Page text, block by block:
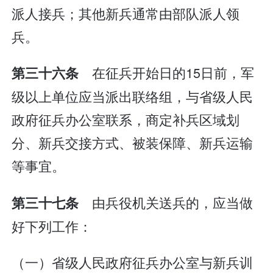
派人接兵；其他新兵通常由部队派人领
兵。
第三十六条 在征兵开始日的15日前，军
级以上单位应当派出联络组，与省级人民
政府征兵办公室联系，商定补兵区域划
分、新兵交接方式、被装保障、新兵运输
等事宜。
第三十七条 由兵役机关送兵的，应当做
好下列工作：
（一）省级人民政府征兵办公室与新兵训